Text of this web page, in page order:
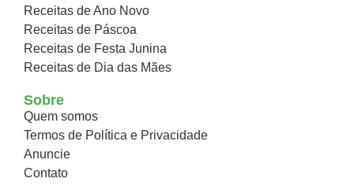
Receitas de Ano Novo
Receitas de Páscoa
Receitas de Festa Junina
Receitas de Dia das Mães
Sobre
Quem somos
Termos de Política e Privacidade
Anuncie
Contato